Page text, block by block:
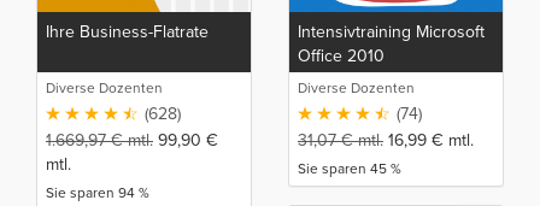
Ihre Business-Flatrate
Diverse Dozenten
(628)
1.669,97€mtl. 99,90 €
mtl.
Sie sparen 94 %
Intensivtraining Microsoft
Office 2010
Diverse Dozenten
(74)
31,07€mtl. 16,99 € mtl.
Sie sparen 45 %